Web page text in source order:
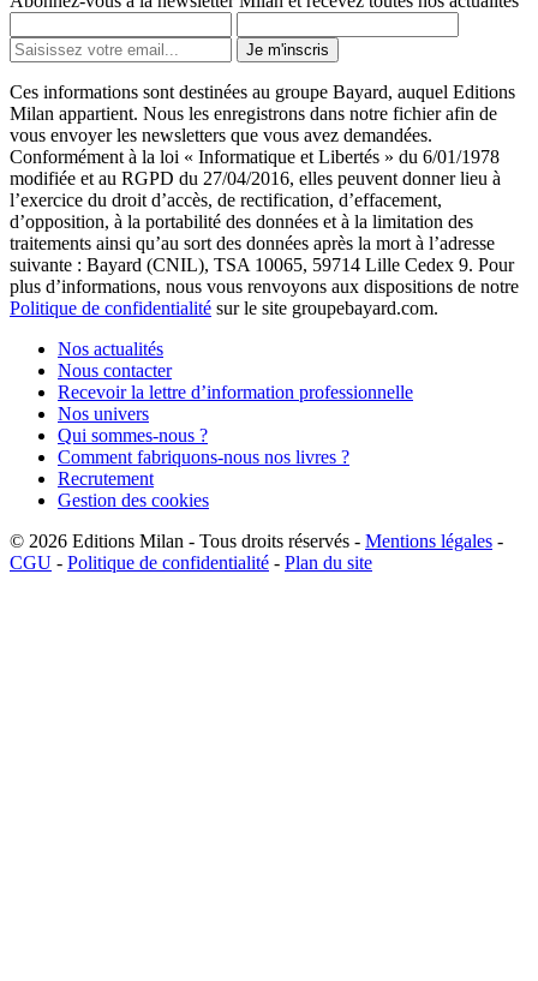
Je m'inscris
Ces informations sont destinées au groupe Bayard, auquel Editions
Milan appartient. Nous les enregistrons dans notre fichier afin de
vous envoyer les newsletters que vous avez demandées.
Conformément à la loi « Informatique et Libertés » du 6/01/1978
modifiée et au RGPD du 27/04/2016, elles peuvent donner lieu à
l’exercice du droit d’accès, de rectification, d’effacement,
d’opposition, à la portabilité des données et à la limitation des
traitements ainsi qu’au sort des données après la mort à l’adresse
suivante : Bayard (CNIL), TSA 10065, 59714 Lille Cedex 9. Pour
plus d’informations, nous vous renvoyons aux dispositions de notre
Politique de confidentialité sur le site groupebayard.com.
Nos actualités
Nous contacter
Recevoir la lettre d’information professionnelle
Nos univers
Qui sommes-nous ?
Comment fabriquons-nous nos livres ?
Recrutement
Gestion des cookies
© 2026 Editions Milan - Tous droits réservés - Mentions légales -
CGU - Politique de confidentialité - Plan du site